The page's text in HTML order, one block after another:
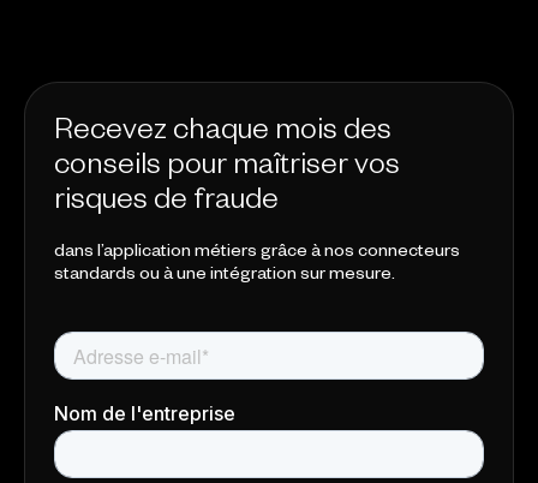
Recevez chaque mois des
conseils pour maîtriser vos
risques de fraude
dans l’application métiers grâce à nos connecteurs
standards ou à une intégration sur mesure.